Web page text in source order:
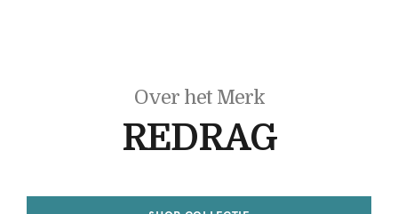
Over het Merk
REDRAG